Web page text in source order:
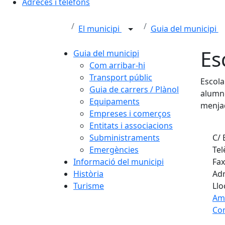
El municipi Guia del municipi
Guia del municipi
Com arribar-hi
Transport públic
Guia de carrers / Plànol
Equipaments
Empreses i comerços
Entitats i associacions
Subministraments
Emergències
Informació del municipi
Història
Turisme
C/